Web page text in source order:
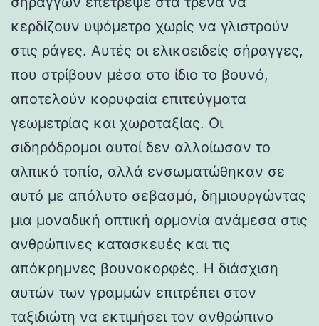
κερδίζουν υψόμετρο χωρίς να γλιστρούν
στις ράγες. Αυτές οι ελικοειδείς σήραγγες,
που στρίβουν μέσα στο ίδιο το βουνό,
αποτελούν κορυφαία επιτεύγματα
γεωμετρίας και χωροταξίας. Οι
σιδηρόδρομοι αυτοί δεν αλλοίωσαν το
αλπικό τοπίο, αλλά ενσωματώθηκαν σε
αυτό με απόλυτο σεβασμό, δημιουργώντας
μια μοναδική οπτική αρμονία ανάμεσα στις
ανθρώπινες κατασκευές και τις
απόκρημνες βουνοκορφές. Η διάσχιση
αυτών των γραμμών επιτρέπει στον
ταξιδιώτη να εκτιμήσει τον ανθρώπινο